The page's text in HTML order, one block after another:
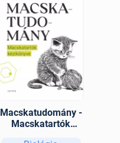
Macskatudomány -
Macskatartók